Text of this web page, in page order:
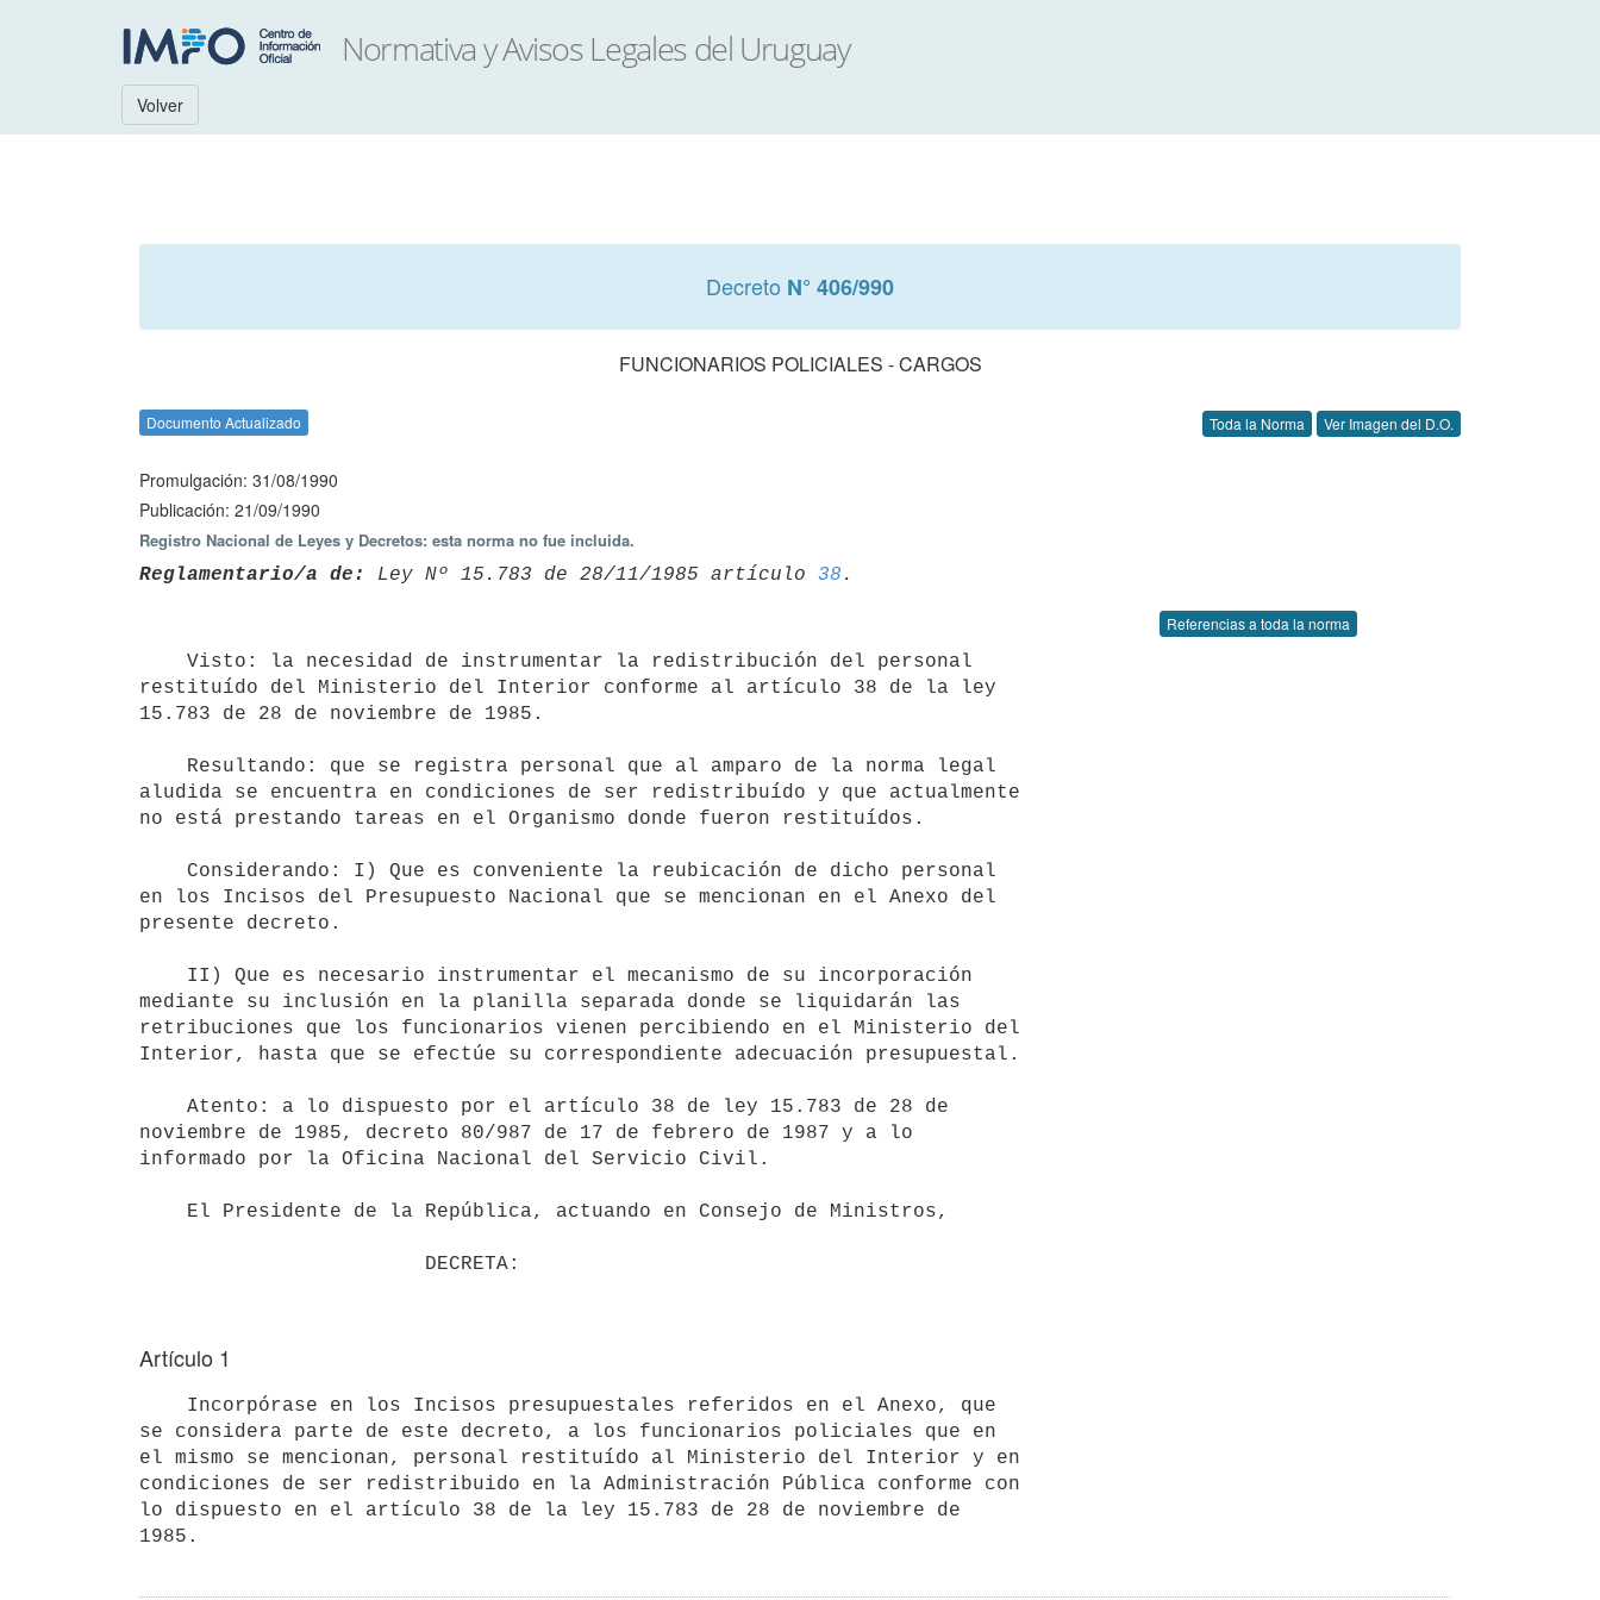
Volver
Decreto N° 406/990
FUNCIONARIOS POLICIALES - CARGOS
Documento Actualizado Toda la Norma Ver Imagen del D.O.
Promulgación: 31/08/1990
Publicación: 21/09/1990
Registro Nacional de Leyes y Decretos: esta norma no fue incluida.
Reglamentario/a de: Ley Nº 15.783 de 28/11/1985 artículo 38
Referencias a toda la norma
restituído del Ministerio del Interior conforme al artículo 38 de la ley
15.783 de 28 de noviembre de 1985.
aludida se encuentra en condiciones de ser redistribuído y que actualmente
no está prestando tareas en el Organismo donde fueron restituídos.
en los Incisos del Presupuesto Nacional que se mencionan en el Anexo del
presente decreto.
mediante su inclusión en la planilla separada donde se liquidarán las
retribuciones que los funcionarios vienen percibiendo en el Ministerio del
Interior, hasta que se efectúe su correspondiente adecuación presupuestal.
noviembre de 1985, decreto 80/987 de 17 de febrero de 1987 y a lo
informado por la Oficina Nacional del Servicio Civil.
Artículo 1
se considera parte de este decreto, a los funcionarios policiales que en
el mismo se mencionan, personal restituído al Ministerio del Interior y en
condiciones de ser redistribuido en la Administración Pública conforme con
lo dispuesto en el artículo 38 de la ley 15.783 de 28 de noviembre de